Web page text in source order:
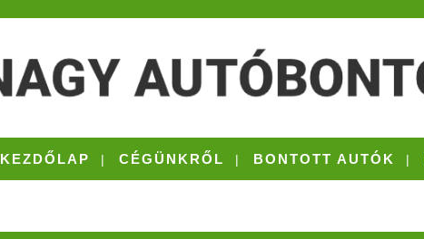
KEZDŐLAP CÉGÜNKRŐL BONTOTT AUTÓK